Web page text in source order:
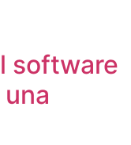
software